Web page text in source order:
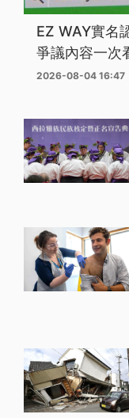
EZ WAY實名
爭議內容一次
2026-08-04 16:47